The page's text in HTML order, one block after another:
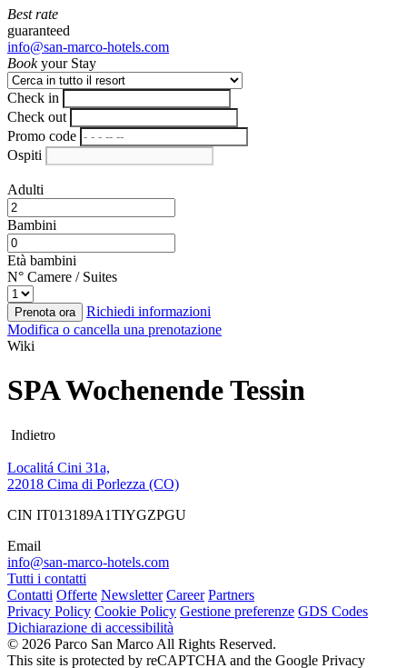
Best rate
guaranteed
info@san-marco-hotels.com
Bookyour Stay
Check in
Check out
Promo code
Ospiti
Adulti
Bambini
Età bambini
N° Camere / Suites
Prenota ora
Richiedi informazioni
Modifica o cancella una prenotazione
Wiki
SPA Wochenende Tessin
Indietro
Localitá Cini 31a,
22018 Cima di Porlezza (CO)
CIN IT013189A1TIYGZPGU
Email
info@san-marco-hotels.com
Tutti i contatti
Contatti Offerte Newsletter Career Partners
Privacy Policy Cookie Policy Gestione preferenze GDS Codes
Dichiarazione di accessibilità
© 2026 Parco San Marco All Rights Reserved.
This site is protected by reCAPTCHA and the Google Privacy